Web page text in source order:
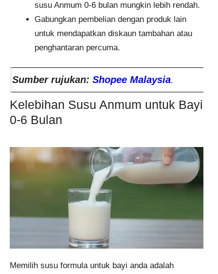
susu Anmum 0-6 bulan mungkin lebih rendah.
Gabungkan pembelian dengan produk lain
untuk mendapatkan diskaun tambahan atau
penghantaran percuma.
Sumber rujukan: Shopee Malaysia.
Kelebihan Susu Anmum untuk Bayi
0-6 Bulan
Memilih susu formula untuk bayi anda adalah